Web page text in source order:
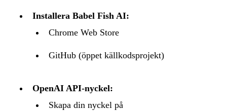
Installera Babel Fish AI:
Chrome Web Store
GitHub (öppet källkodsprojekt)
OpenAI API‑nyckel:
Skapa din nyckel på